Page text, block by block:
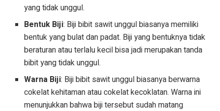
yang tidak unggul.
Bentuk Biji: Biji bibit sawit unggul biasanya memiliki
bentuk yang bulat dan padat. Biji yang bentuknya tidak
beraturan atau terlalu kecil bisa jadi merupakan tanda
bibit yang tidak unggul.
Warna Biji: Biji bibit sawit unggul biasanya berwarna
cokelat kehitaman atau cokelat kecoklatan. Warna ini
menunjukkan bahwa biji tersebut sudah matang